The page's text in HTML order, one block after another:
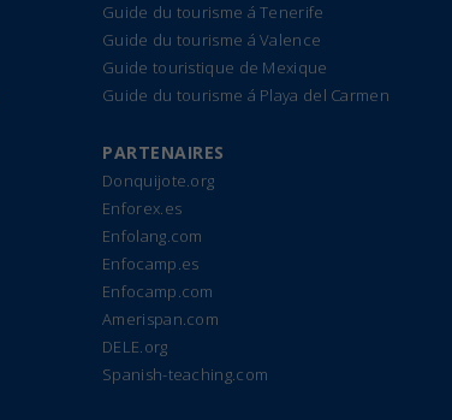
Guide du tourisme á Tenerife
Guide du tourisme á Valence
Guide touristique de Mexique
Guide du tourisme á Playa del Carmen
PARTENAIRES
Donquijote.org
Enforex.es
Enfolang.com
Enfocamp.es
Enfocamp.com
Amerispan.com
DELE.org
Spanish-teaching.com